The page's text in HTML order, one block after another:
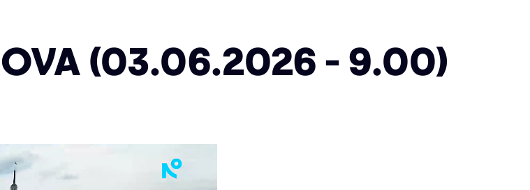
(03.06.2026 - 9.00)